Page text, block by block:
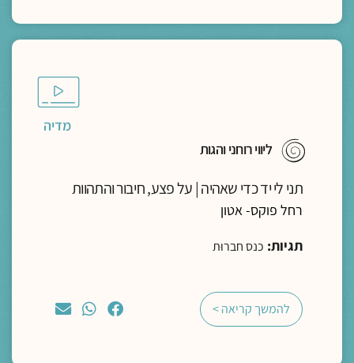
מדיה
ליווי רוחני והגות
תני לי יד כדי שאהיה | על פצע, חיבור והתהוות
רחל פוקס- אטון
תגיות: כנס חברוּת
להמשך קריאה >